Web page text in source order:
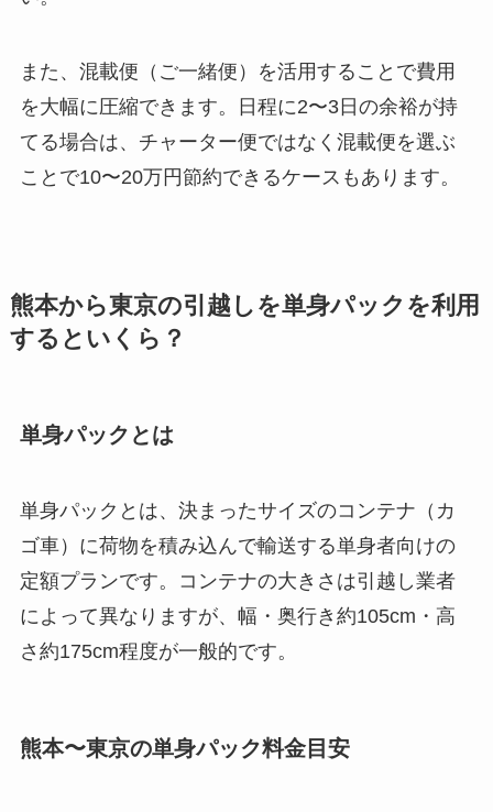
また、混載便（ご一緒便）を活用することで費用
を大幅に圧縮できます。日程に2〜3日の余裕が持
てる場合は、チャーター便ではなく混載便を選ぶ
ことで10〜20万円節約できるケースもあります。
熊本から東京の引越しを単身パックを利用
するといくら？
単身パックとは
単身パックとは、決まったサイズのコンテナ（カ
ゴ車）に荷物を積み込んで輸送する単身者向けの
定額プランです。コンテナの大きさは引越し業者
によって異なりますが、幅・奥行き約105cm・高
さ約175cm程度が一般的です。
熊本〜東京の単身パック料金目安